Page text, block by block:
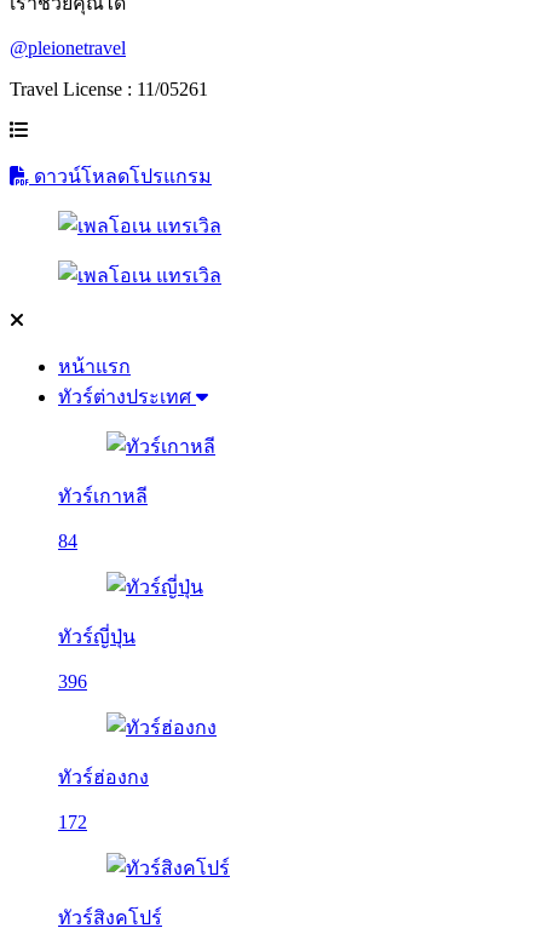
@pleionetravel
Travel License : 11/05261
ดาวน์โหลดโปรแกรม
หน้าแรก
ทัวร์ต่างประเทศ
ทัวร์เกาหลี
84
ทัวร์ญี่ปุ่น
396
ทัวร์ฮ่องกง
172
ทัวร์สิงคโปร์